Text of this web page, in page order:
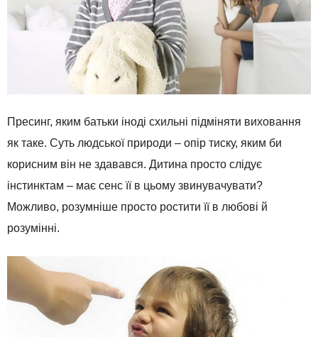
Пресинг, яким батьки іноді схильні підміняти виховання
як таке. Суть людської природи – опір тиску, яким би
корисним він не здавався. Дитина просто слідує
інстинктам – має сенс її в цьому звинувачувати?
Можливо, розумніше просто ростити її в любові й
розумінні.